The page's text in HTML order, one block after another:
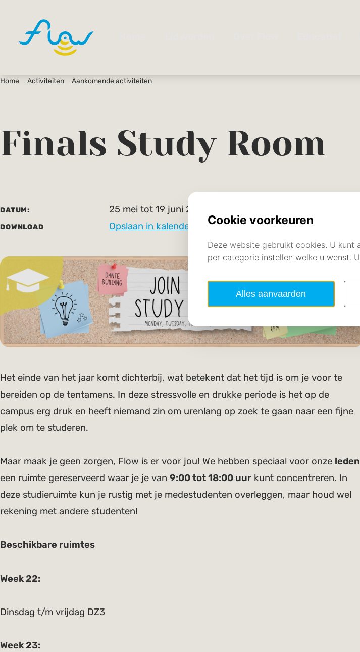
Home Activiteiten Aankomende activiteiten
Finals Study Room
DATUM: 25 mei tot 19 juni 2026
DOWNLOAD Opslaan in kalender (ICS).
Het einde van het jaar komt dichterbij, wat betekent dat het tijd is om je voor te
bereiden op de tentamens. In deze stressvolle en drukke periode is het op de
campus erg druk en heeft niemand zin om urenlang op zoek te gaan naar een fijne
plek om te studeren.
Maar maak je geen zorgen, Flow is er voor jou! We hebben speciaal voor onze leden
een ruimte gereserveerd waar je je van 9:00 tot 18:00 uur kunt concentreren. In
deze studieruimte kun je rustig met je medestudenten overleggen, maar houd wel
rekening met andere studenten!
Beschikbare ruimtes
Week 22:
Dinsdag t/m vrijdag DZ3
Week 23: